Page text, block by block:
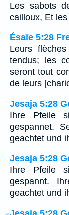
Les sabots
cailloux, Et
Ésaïe 5:28
Leurs
tendus; les
seront tout
de leurs
Jesaja 5:28
Ihre Pfeile
gespannet.
geachtet und
Jesaja 5:28
Ihre Pfeile
gespannt.
geachtet und